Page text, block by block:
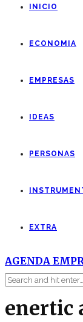
INICIO
ECONOMIA
EMPRESAS
IDEAS
PERSONAS
EXTRA
AGENDA
enertic